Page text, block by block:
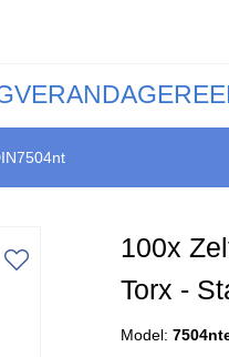
VERANDA
100x
Torx -
Model: